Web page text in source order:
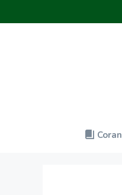
Coran